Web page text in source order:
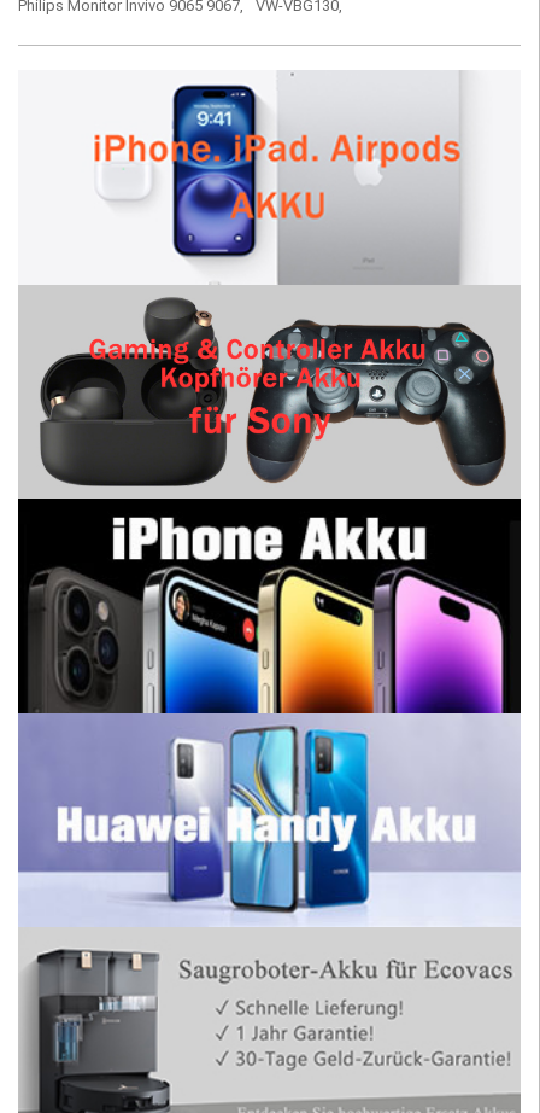
Philips Monitor Invivo 9065 9067,
VW-VBG130,